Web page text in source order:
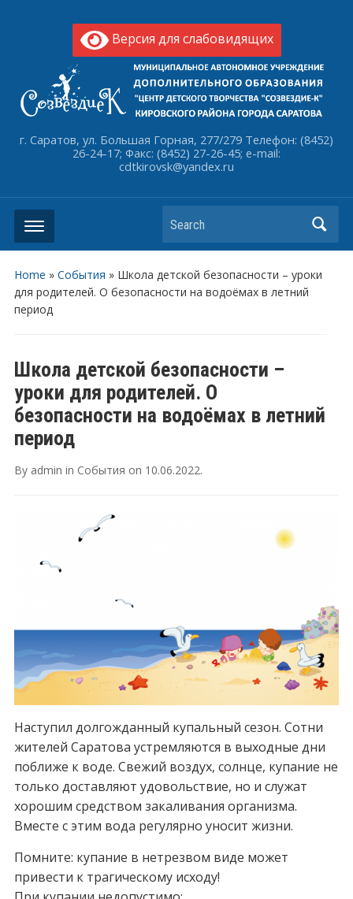
Версия для слабовидящих
г. Саратов, ул. Большая Горная, 277/279 Телефон: (8452)
26-24-17; Факс: (8452) 27-26-45; e-mail:
cdtkirovsk@yandex.ru
Search
Home » События » Школа детской безопасности – уроки
для родителей. О безопасности на водоёмах в летний
период
Школа детской безопасности –
уроки для родителей. О
безопасности на водоёмах в летний
период
By admin in События on 10.06.2022.
Наступил долгожданный купальный сезон. Сотни
жителей Саратова устремляются в выходные дни
поближе к воде. Свежий воздух, солнце, купание не
только доставляют удовольствие, но и служат
хорошим средством закаливания организма.
Вместе с этим вода регулярно уносит жизни.
Помните: купание в нетрезвом виде может
привести к трагическому исходу!